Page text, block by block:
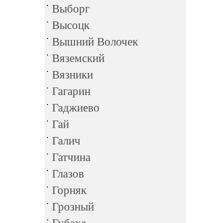
Выборг
Высоцк
Вышний Волочек
Вяземский
Вязники
Гагарин
Гаджиево
Гай
Галич
Гатчина
Глазов
Горняк
Грозный